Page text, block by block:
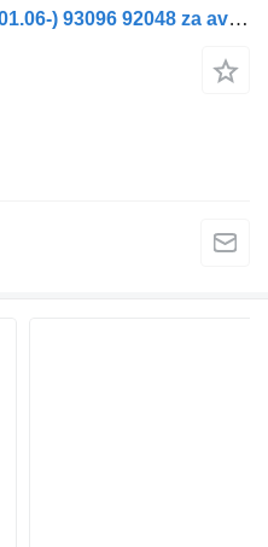
Sušilnik zraka Haldex B7R (01.06-) 93096 92048 za avtobus Volvo B7, B8, B9, B12 bus (2005-)